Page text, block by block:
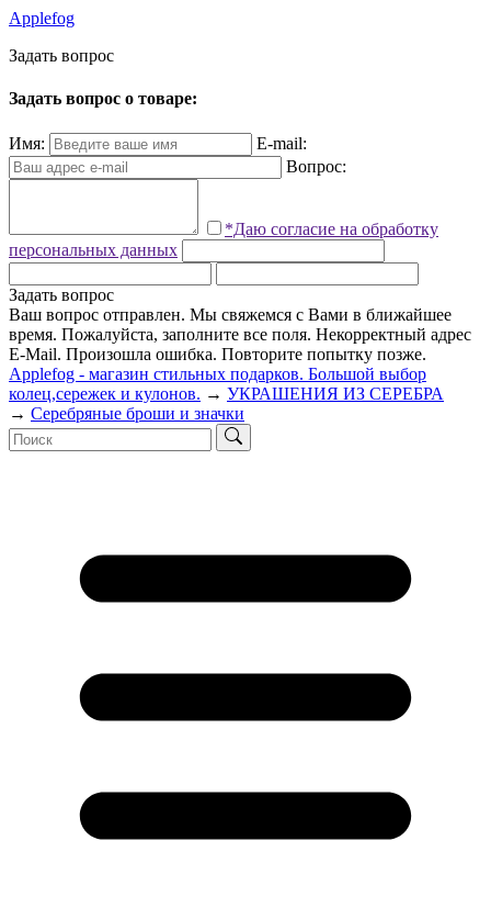
Applefog
Задать вопрос
Задать вопрос о товаре:
Имя:
E-mail:
Вопрос:
*Даю согласие на обработку
персональных данных
Задать вопрос
Ваш вопрос отправлен. Мы свяжемся с Вами в ближайшее
время. Пожалуйста, заполните все поля. Некорректный адрес
E-Mail. Произошла ошибка. Повторите попытку позже.
Applefog - магазин стильных подарков. Большой выбор
колец,сережек и кулонов. → УКРАШЕНИЯ ИЗ СЕРЕБРА
→ Серебряные броши и значки